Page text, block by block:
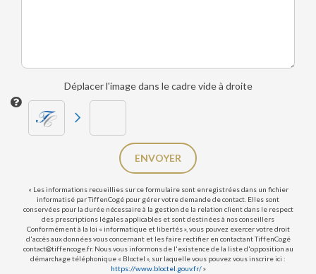
Déplacer l'image dans le cadre vide à droite
ENVOYER
« Les informations recueillies sur ce formulaire sont enregistrées dans un fichier
informatisé par TiffenCogé pour gérer votre demande de contact. Elles sont
conservées pour la durée nécessaire à la gestion de la relation client dans le respect
des prescriptions légales applicables et sont destinées à nos conseillers
Conformément à la loi « informatique et libertés », vous pouvez exercer votre droit
d'accès aux données vous concernant et les faire rectifier en contactant TiffenCogé
contact@tiffencoge.fr. Nous vous informons de l'existence de la liste d'opposition au
démarchage téléphonique « Bloctel », sur laquelle vous pouvez vous inscrire ici :
https://www.bloctel.gouv.fr/»